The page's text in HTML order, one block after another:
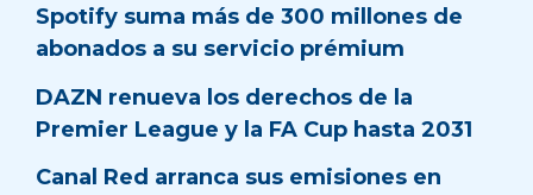
Spotify suma más de 300 millones de
abonados a su servicio prémium
DAZN renueva los derechos de la
Premier League y la FA Cup hasta 2031
Canal Red arranca sus emisiones en